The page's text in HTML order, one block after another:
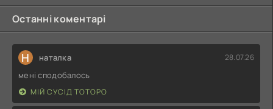
Останні коментарі
Н наталка 28.07.26
мені сподобалось
МІЙ СУСІД ТОТОРО